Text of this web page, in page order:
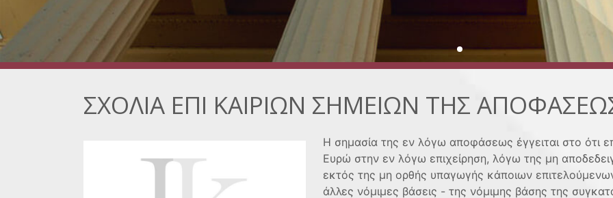
ΣΧΟΛΙΑ ΕΠΙ ΚΑΙΡΙΩΝ ΣΗΜΕΙΩΝ ΤΗΣ
Η σημασία της εν λόγω αποφάσεως έγγειται στο ότι
Ευρώ στην εν λόγω επιχείρηση, λόγω της μη
εκτός της μη ορθής υπαγωγής κάποιων
άλλες νόμιμες βάσεις - της νόμιμης βάσης της